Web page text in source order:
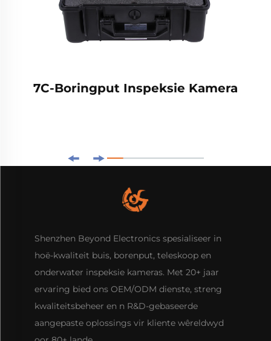
7C-Boringput Inspeksie Kamera
Shenzhen Beyond Electronics spesialiseer in
hoë-kwaliteit buis, borenput, teleskoop en
onderwater inspeksie kameras. Met 20+ jaar
ervaring bied ons OEM/ODM dienste, streng
kwaliteitsbeheer en n R&D-gebaseerde
aangepaste oplossings vir kliente wêreldwyd